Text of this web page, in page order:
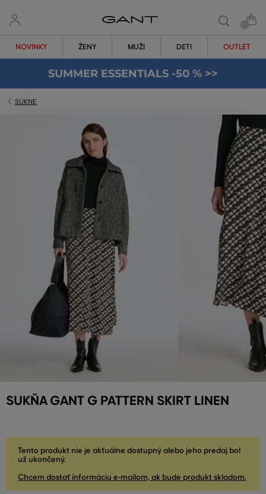
NOVINKY ŽENY MUŽI DETI OUTLET
SUMMER ESSENTIALS -50 % >>
SUKNE
SUKŇA GANT G PATTERN SKIRT LINEN
Tento produkt nie je aktuálne dostupný alebo jeho predaj bol
už ukončený.
Chcem dostať informáciu e-mailom, ak bude produkt skladom.